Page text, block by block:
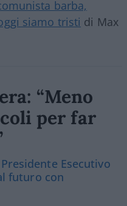
barba,
siamo tristi di Max
“Meno
per far
Esecutivo
futuro con